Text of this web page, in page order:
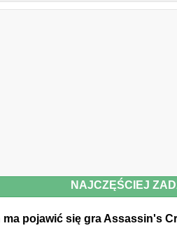
NAJCZĘŚCIEJ
pojawić się gra Assassin's